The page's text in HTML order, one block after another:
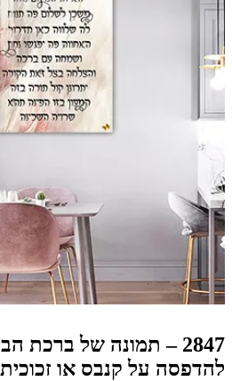
2847 – תמונה של ברכת
להדפסה על קנבס או זכוכית